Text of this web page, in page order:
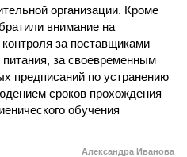
организации. Кроме
внимание на
за поставщиками
питания, за своевременным
предписаний по устранению
сроков прохождения
обучения
Александра Иванова